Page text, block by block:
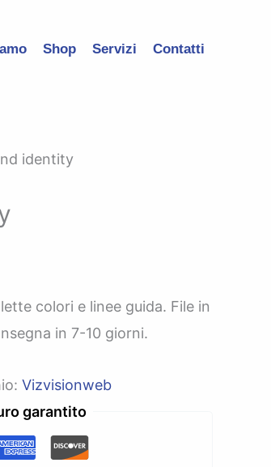
Shop Servizi Contatti
identity
colori e linee guida. File in
in 7-10 giorni.
Vizvisionweb
garantito